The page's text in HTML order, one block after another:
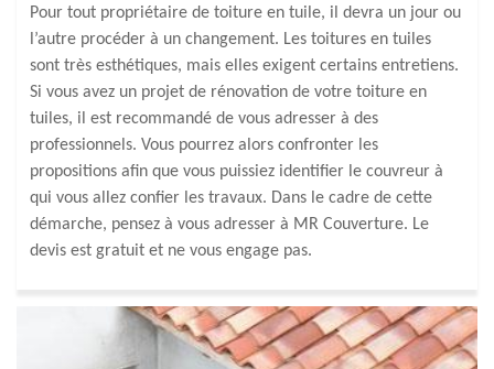
Pour tout propriétaire de toiture en tuile, il devra un jour ou
l’autre procéder à un changement. Les toitures en tuiles
sont très esthétiques, mais elles exigent certains entretiens.
Si vous avez un projet de rénovation de votre toiture en
tuiles, il est recommandé de vous adresser à des
professionnels. Vous pourrez alors confronter les
propositions afin que vous puissiez identifier le couvreur à
qui vous allez confier les travaux. Dans le cadre de cette
démarche, pensez à vous adresser à MR Couverture. Le
devis est gratuit et ne vous engage pas.